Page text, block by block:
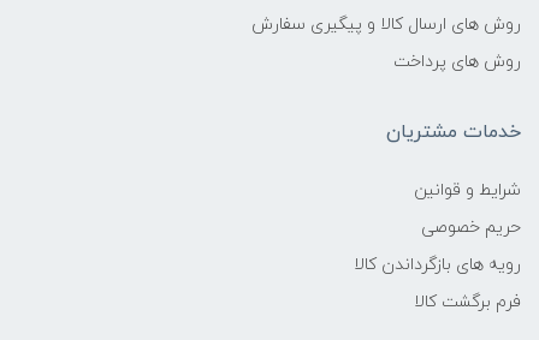
روش های ارسال کالا و پیگیری سفارش
روش های پرداخت
خدمات مشتریان
شرایط و قوانین
حریم خصوصی
رویه های بازگرداندن کالا
فرم برگشت کالا